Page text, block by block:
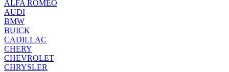
ALFA ROMEO
AUDI
BMW
BUICK
CADILLAC
CHERY
CHEVROLET
CHRYSLER